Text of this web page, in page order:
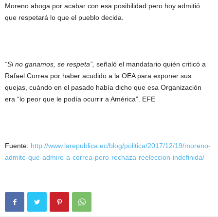
Moreno aboga por acabar con esa posibilidad pero hoy admitió
que respetará lo que el pueblo decida.
“Si no ganamos, se respeta”, señaló el mandatario quién criticó a
Rafael Correa por haber acudido a la OEA para exponer sus
quejas, cuándo en el pasado había dicho que esa Organización
era “lo peor que le podía ocurrir a América”. EFE
Fuente: http://www.larepublica.ec/blog/politica/2017/12/19/moreno-
admite-que-admiro-a-correa-pero-rechaza-reeleccion-indefinida/